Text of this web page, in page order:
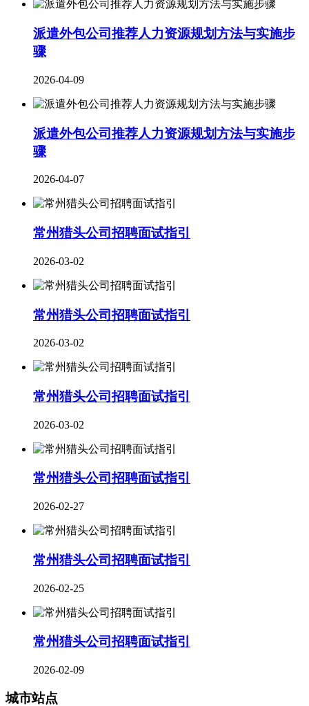
派遣外包公司推荐人力资源规划方法与实施步
骤
2026-04-09
派遣外包公司推荐人力资源规划方法与实施步
骤
2026-04-07
常州猎头公司招聘面试指引
2026-03-02
常州猎头公司招聘面试指引
2026-03-02
常州猎头公司招聘面试指引
2026-03-02
​常州猎头公司招聘面试指引
2026-02-27
常州猎头公司招聘面试指引
2026-02-25
常州猎头公司招聘面试指引
2026-02-09
城市站点